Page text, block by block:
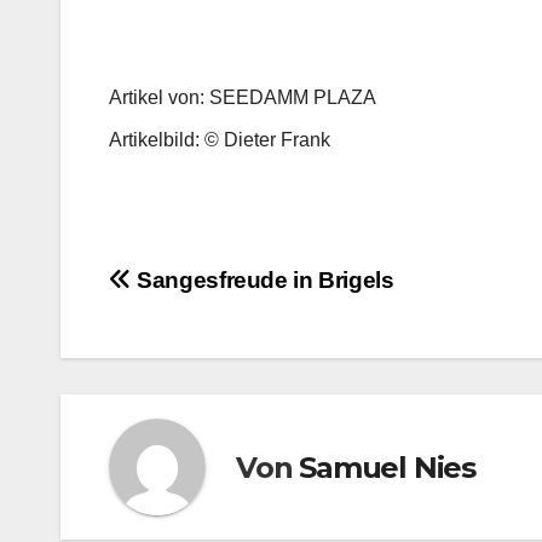
Artikel von: SEEDAMM PLAZA
Artikelbild: © Dieter Frank
Beitragsnavigation
Sangesfreude in Brigels
Von Samuel Nies